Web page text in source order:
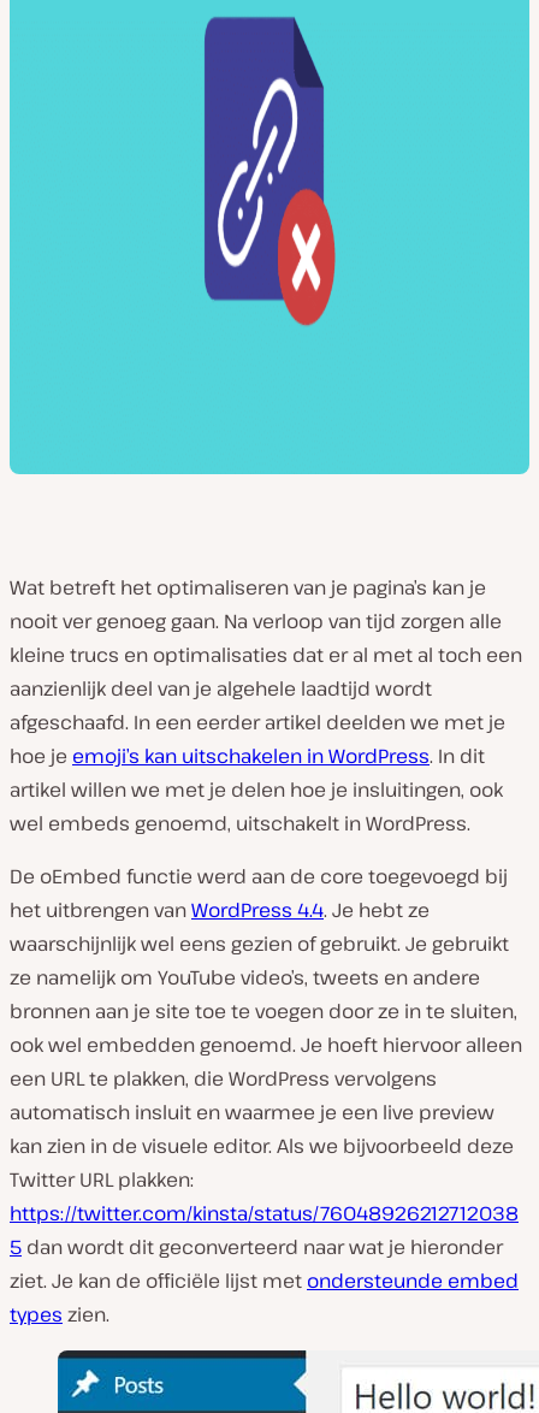
Wat betreft het optimaliseren van je pagina’s kan je
nooit ver genoeg gaan. Na verloop van tijd zorgen alle
kleine trucs en optimalisaties dat er al met al toch een
aanzienlijk deel van je algehele laadtijd wordt
afgeschaafd. In een eerder artikel deelden we met je
hoe je emoji’s kan uitschakelen in WordPress. In dit
artikel willen we met je delen hoe je insluitingen, ook
wel embeds genoemd, uitschakelt in WordPress.
De oEmbed functie werd aan de core toegevoegd bij
het uitbrengen vanWordPress 4.4. Je hebt ze
waarschijnlijk wel eens gezien of gebruikt. Je gebruikt
ze namelijk om YouTube video’s, tweets en andere
bronnen aan je site toe te voegen door ze in te sluiten,
ook wel embedden genoemd. Je hoeft hiervoor alleen
een URL te plakken, die WordPress vervolgens
automatisch insluit en waarmee je een live preview
kan zien in de visuele editor. Als we bijvoorbeeld deze
Twitter URL plakken:
https://twitter.com/kinsta/status/76048926212712038
5 dan wordt dit geconverteerd naar wat je hieronder
ziet. Je kan de officiële lijst met ondersteunde embed
types zien.